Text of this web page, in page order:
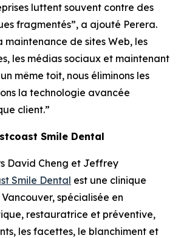
luttent souvent contre des
fragmentés”, a ajouté Perera.
maintenance de sites Web, les
les médias sociaux et maintenant
même toit, nous éliminons les
la technologie avancée
client.”
Smile Dental
David Cheng et Jeffrey
Smile Dental est une clinique
spécialisée en
restauratrice et préventive,
les facettes, le blanchiment et